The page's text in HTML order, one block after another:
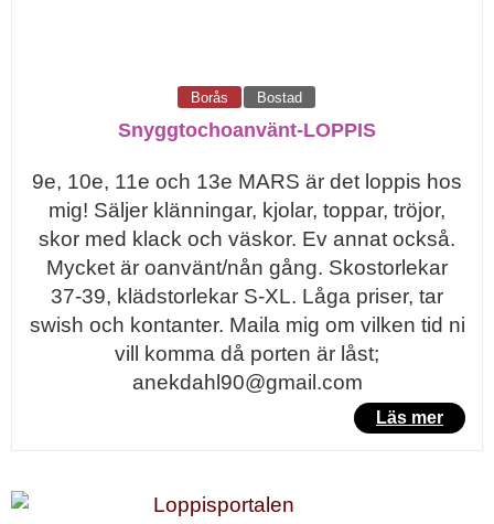
Borås Bostad
Snyggtochoanvänt-LOPPIS
9e, 10e, 11e och 13e MARS är det loppis hos
mig! Säljer klänningar, kjolar, toppar, tröjor,
skor med klack och väskor. Ev annat också.
Mycket är oanvänt/nån gång. Skostorlekar
37-39, klädstorlekar S-XL. Låga priser, tar
swish och kontanter. Maila mig om vilken tid ni
vill komma då porten är låst;
anekdahl90@gmail.com
Läs mer